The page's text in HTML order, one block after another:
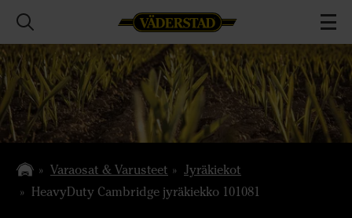
Varaosat & Varusteet
Jyräkiekot
HeavyDuty Cambridge jyräkiekko 101081